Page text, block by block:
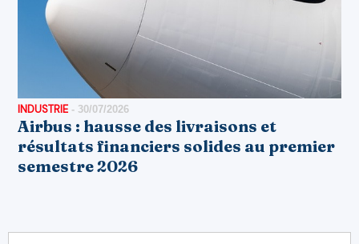
INDUSTRIE - 30/07/2026
Airbus : hausse des livraisons et
résultats financiers solides au premier
semestre 2026